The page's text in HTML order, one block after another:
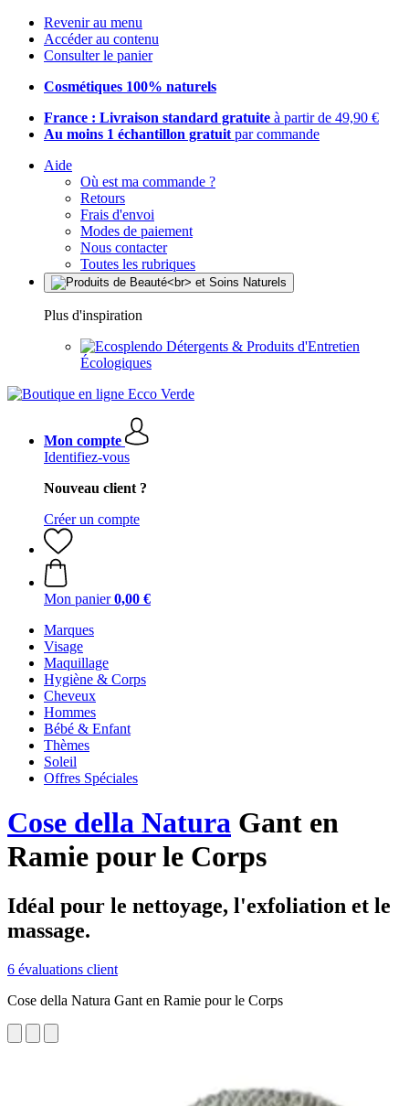
Revenir au menu
Accéder au contenu
Consulter le panier
Cosmétiques 100% naturels
France : Livraison standard gratuite à partir de 49,90 €
Au moins 1 échantillon gratuit par commande
Aide
Où est ma commande ?
Retours
Frais d'envoi
Modes de paiement
Nous contacter
Toutes les rubriques
Plus d'inspiration
Détergents & Produits d'Entretien
Écologiques
Mon compte
Identifiez-vous
Nouveau client ?
Créer un compte
Mon panier 0,00 €
Marques
Visage
Maquillage
Hygiène & Corps
Cheveux
Hommes
Bébé & Enfant
Thèmes
Soleil
Offres Spéciales
Cose della Natura Gant en
Ramie pour le Corps
Idéal pour le nettoyage, l'exfoliation et le
massage.
6 évaluations client
Cose della Natura Gant en Ramie pour le Corps